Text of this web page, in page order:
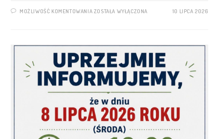
MOŻLIWOŚĆ KOMENTOWANIA ZOSTAŁA WYŁĄCZONA 10 LIPCA 2026